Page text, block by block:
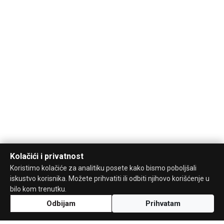
Kolačići i privatnost
Koristimo kolačiće za analitiku posete kako bismo poboljšali
iskustvo korisnika. Možete prihvatiti ili odbiti njihovo korišćenje u
bilo kom trenutku.
Odbijam Prihvatam